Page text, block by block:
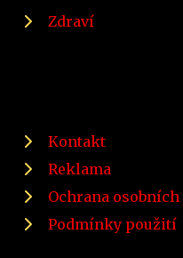
Zdraví
Kontakt
Reklama
Ochrana osobních
Podmínky použití